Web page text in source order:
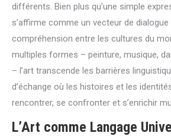
différents. Bien plus qu’une simple
s’affirme comme un vecteur de dialogue
compréhension entre les cultures du
multiples formes – peinture, musique,
– l’art transcende les barrières
d’échange où les histoires et les
rencontrer, se confronter et s’enrichir
L’Art comme Langage